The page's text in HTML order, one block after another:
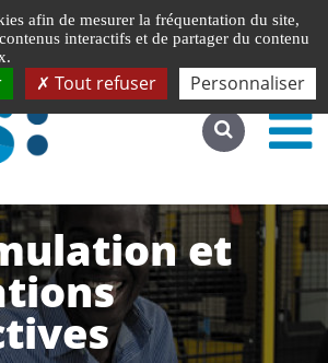
English
et
afin de mesurer la fréquentation du site,
interactifs et de partager du contenu
Tout refuser Personnaliser